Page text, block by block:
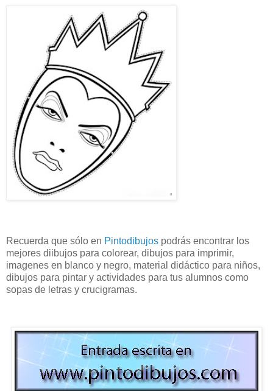
Recuerda que sólo en Pintodibujos podrás encontrar los
mejores diibujos para colorear, dibujos para imprimir,
imagenes en blanco y negro, material didáctico para niños,
dibujos para pintar y actividades para tus alumnos como
sopas de letras y crucigramas.